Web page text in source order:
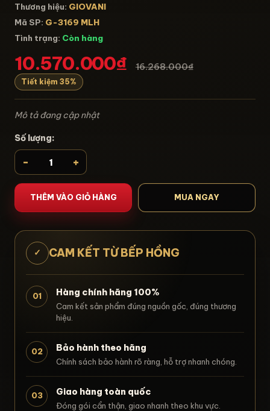
Thương hiệu: GIOVANI
Mã SP: G-3169 MLH
Tình trạng: Còn hàng
10.570.000₫ 16.268.000₫
Tiết kiệm 35%
Mô tả đang cập nhật
Số lượng:
- +
THÊM VÀO GIỎ HÀNG MUA NGAY
✓ CAM KẾT TỪ BẾP HỒNG
01 Hàng chính hãng 100%
Cam kết sản phẩm đúng nguồn gốc, đúng thương
hiệu.
02 Bảo hành theo hãng
Chính sách bảo hành rõ ràng, hỗ trợ nhanh chóng.
03 Giao hàng toàn quốc
Đóng gói cẩn thận, giao nhanh theo khu vực.